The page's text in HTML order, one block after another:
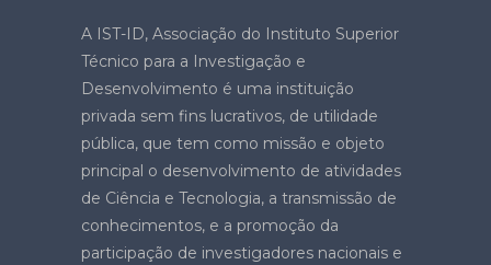
A IST-ID, Associação do Instituto Superior
Técnico para a Investigação e
Desenvolvimento é uma instituição
privada sem fins lucrativos, de utilidade
pública, que tem como missão e objeto
principal o desenvolvimento de atividades
de Ciência e Tecnologia, a transmissão de
conhecimentos, e a promoção da
participação de investigadores nacionais e